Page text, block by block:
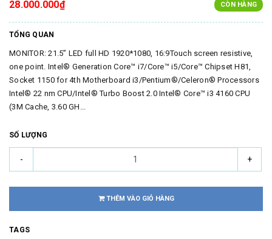
28.000.000₫ CÒN HÀNG
TỔNG QUAN
MONITOR: 21.5” LED full HD 1920*1080, 16:9Touch screen resistive,
one point. Intel® Generation Core™ i7/Core™ i5/Core™ Chipset H81,
Socket 1150 for 4th Motherboard i3/Pentium®/Celeron® Processors
Intel® 22 nm CPU/Intel® Turbo Boost 2.0 Intel® Core™ i3 4160 CPU
(3M Cache, 3.60 GH...
SỐ LƯỢNG
- +
THÊM VÀO GIỎ HÀNG
TAGS